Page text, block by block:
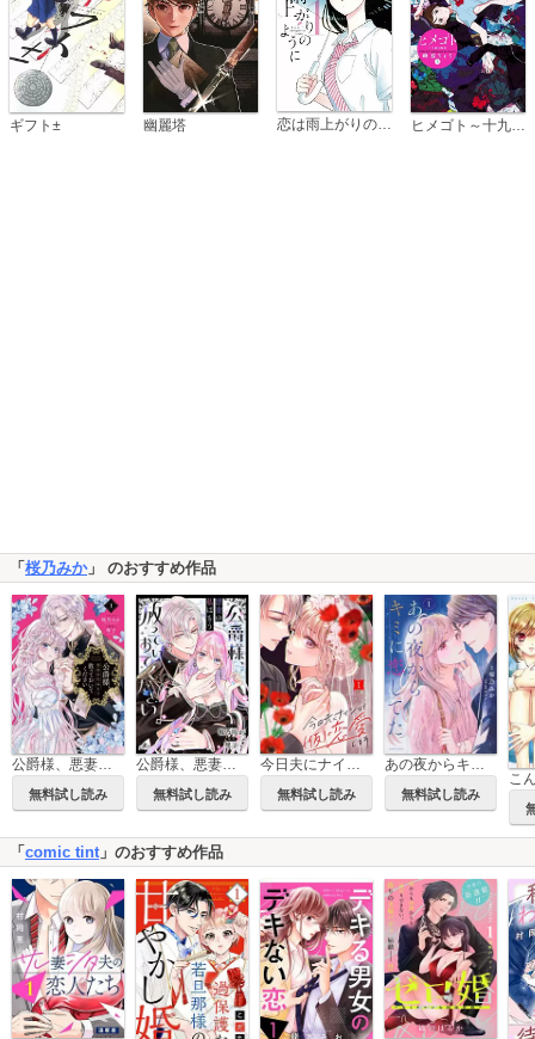
ギフト± 幽麗塔 恋は雨上がりのように
「桜乃みか」 のおすすめ作品
公爵様、悪妻の私はもう放っておいてください
無料試し読み
公爵様、悪妻の私はもう放っておいてください 【連載版】
無料試し読み
今日夫にナイショで（仮）恋愛します
無料試し読み
あの夜からキミに恋してた
無料試し読み
「 comic tint 」のおすすめ作品